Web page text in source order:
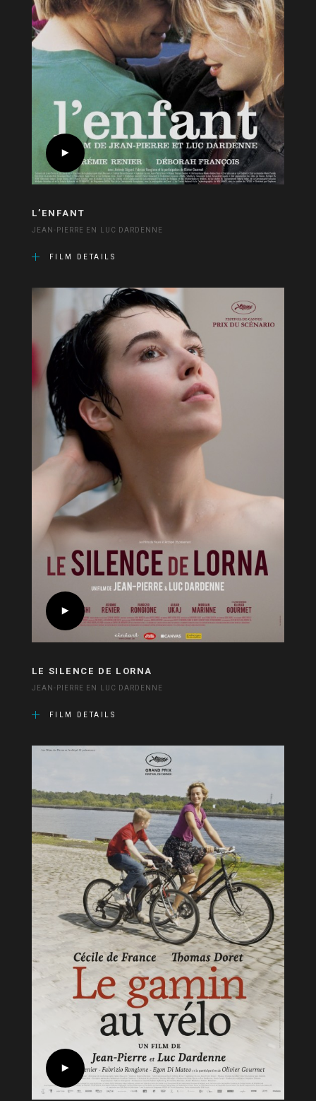
L’ENFANT
JEAN-PIERRE EN LUC DARDENNE
FILM DETAILS
LE SILENCE DE LORNA
JEAN-PIERRE EN LUC DARDENNE
FILM DETAILS